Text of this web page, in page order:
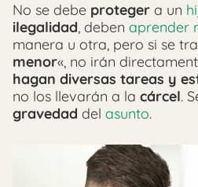
No se debe proteger a un
ilegalidad, deben aprender
manera u otra, pero si se
menor«, no irán
hagan diversas tareas y
no los llevarán a la cárcel.
gravedad del asunto.